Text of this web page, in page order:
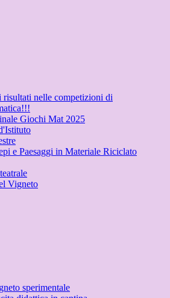
risultati nelle competizioni di
Giochi Mat 2025
e Paesaggi in Materiale Riciclato
Vigneto
sperimentale